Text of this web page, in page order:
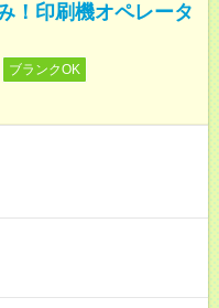
！印刷機オペレータ
ブランクOK